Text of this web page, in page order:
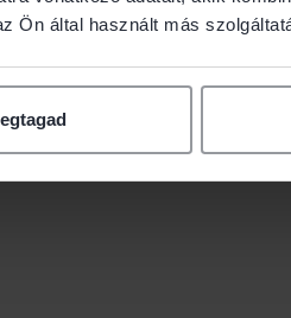
Ön által használt más